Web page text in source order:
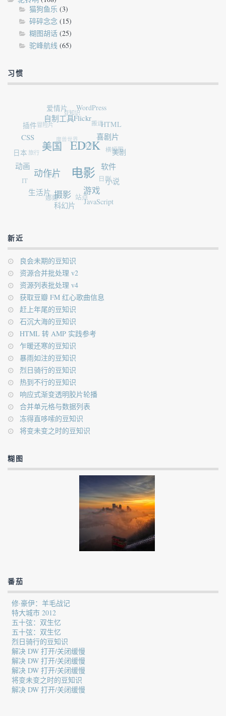
猫狗鱼乐 (3)
碎碎念念 (15)
糊图胡话 (25)
驼峰航线 (65)
习惯
电影
ED2K
美国
动作片
摄影 游戏
软件
喜剧片
Flickr
自制工具
CSS
动画
生活片
科幻片 JavaScript
小说
美剧
HTML
WordPress
爱情片
插件
IT
娜娜 站点
日剧
横幅图
搬运
豆知识
冒险片
弯弯 WIN7
香港
新近
良会未期的豆知识
资源合并批处理 v2
资源列表批处理 v4
获取豆瓣 FM 红心歌曲信息
赶上年尾的豆知识
石沉大海的豆知识
HTML 转 AMP 实践参考
乍暖还寒的豆知识
暴雨如注的豆知识
烈日骑行的豆知识
热到不行的豆知识
响应式渐变透明胶片轮播
合并单元格与数据列表
冻得直哆嗦的豆知识
将变未变之时的豆知识
糊图
番茄
修·豪伊：羊毛战记
特大城市 2012
五十弦：双生忆
五十弦：双生忆
烈日骑行的豆知识
解决 DW 打开/关闭缓慢
解决 DW 打开/关闭缓慢
解决 DW 打开/关闭缓慢
将变未变之时的豆知识
解决 DW 打开/关闭缓慢